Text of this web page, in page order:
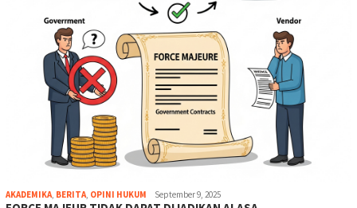
AKADEMIKA BERITA OPINI HUKUM September 9, 2025